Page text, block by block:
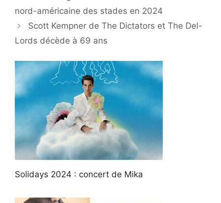
nord-américaine des stades en 2024
Scott Kempner de The Dictators et The Del-
Lords décède à 69 ans
Solidays 2024 : concert de Mika